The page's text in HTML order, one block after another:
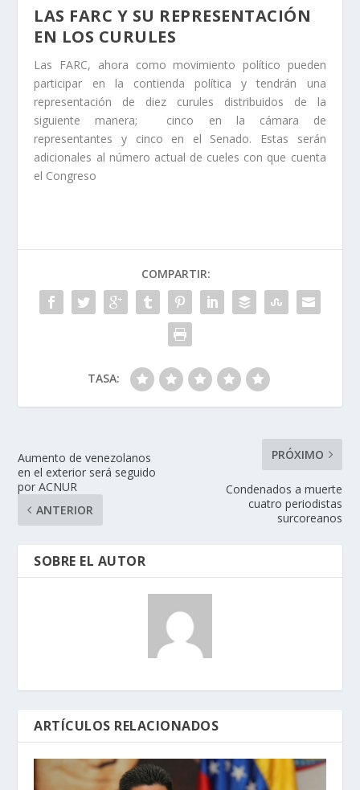
LAS FARC Y SU REPRESENTACIÓN
EN LOS CURULES
Las FARC, ahora como movimiento político pueden
participar en la contienda política y tendrán una
representación de diez curules distribuidos de la
siguiente manera; cinco en la cámara de
representantes y cinco en el Senado. Estas serán
adicionales al número actual de cueles con que cuenta
el Congreso
COMPARTIR:
TASA:
Aumento de venezolanos
en el exterior será seguido
por ACNUR
ANTERIOR
PRÓXIMO
Condenados a muerte
cuatro periodistas
surcoreanos
SOBRE EL AUTOR
ARTÍCULOS RELACIONADOS